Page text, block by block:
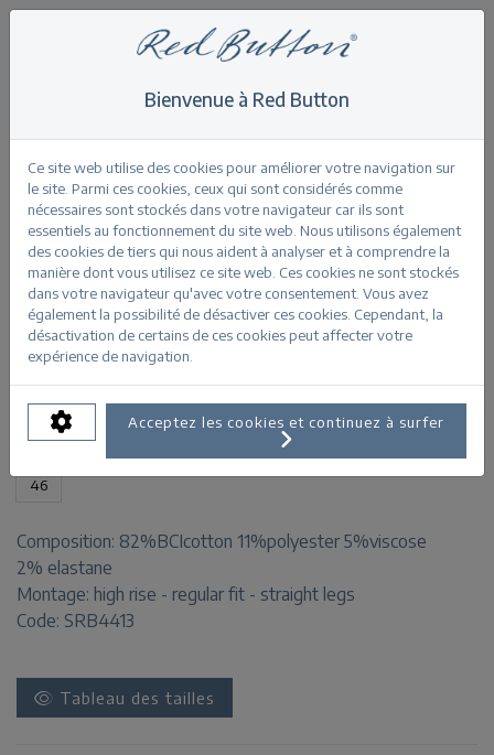
Cargo jog
Retour
Cargo jog midstone
INFORMATIONS SUR LE PRODUIT
TAILLES DISPONIBLES:
32 34
46
Composition: 82%BCIcotton 11%polyester 5%viscose
2% elastane
Montage: high rise - regular fit - straight legs
Code: SRB4413
Tableau des tailles
Bienvenue à Red Button
Ce site web utilise des cookies pour améliorer votre navigation sur
le site. Parmi ces cookies, ceux qui sont considérés comme
nécessaires sont stockés dans votre navigateur car ils sont
essentiels au fonctionnement du site web. Nous utilisons également
des cookies de tiers qui nous aident à analyser et à comprendre la
manière dont vous utilisez ce site web. Ces cookies ne sont stockés
dans votre navigateur qu'avec votre consentement. Vous avez
également la possibilité de désactiver ces cookies. Cependant, la
désactivation de certains de ces cookies peut affecter votre
expérience de navigation.
Acceptez les cookies et continuez à surfer